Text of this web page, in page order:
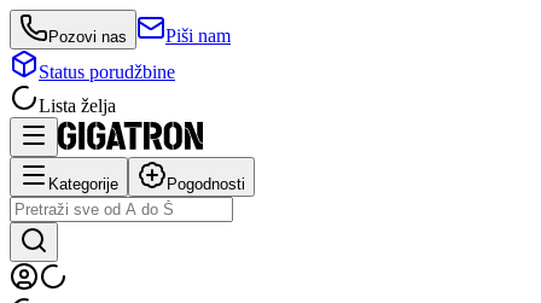
Pozovi nas
Piši nam
Status porudžbine
Lista želja
Kategorije Pogodnosti